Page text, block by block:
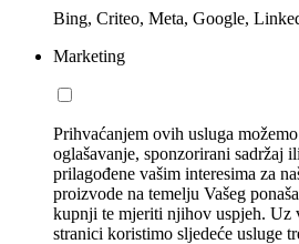
Bing, Criteo, Meta, Google,
Marketing
Prihvaćanjem ovih usluga
oglašavanje, sponzorirani sadržaj
prilagođene vašim interesima za
proizvode na temelju Vašeg
kupnji te mjeriti njihov uspjeh. Uz
stranici koristimo sljedeće usluge